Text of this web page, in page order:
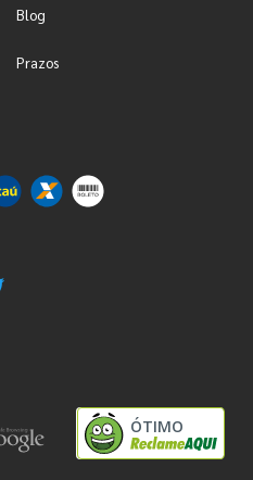
Blog
Prazos
ÓTIMO